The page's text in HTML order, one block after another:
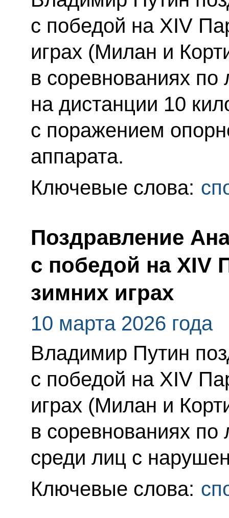
с победой на XIV
играх (Милан и
в соревнованиях
на дистанции 10
с поражением
аппарата.
Ключевые слова:
Поздравление
с победой на XIV
зимних играх
10 марта 2026 года
Владимир Путин
с победой на XIV
играх (Милан и
в соревнованиях
среди лиц с
Ключевые слова: